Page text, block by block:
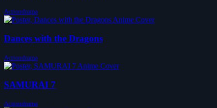
Actiondrama
Dances with the Dragons
Actiondrama
SAMURAI 7
Actiondrama